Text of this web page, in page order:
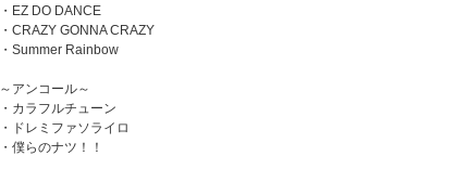
・EZ DO DANCE
・CRAZY GONNA CRAZY
・Summer Rainbow
～アンコール～
・カラフルチューン
・ドレミファソライロ
・僕らのナツ！！